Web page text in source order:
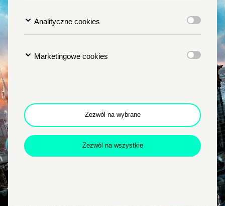
popup
Analityczne cookies
Marketingowe cookies
Zezwól na wybrane
Zezwól na wszystkie